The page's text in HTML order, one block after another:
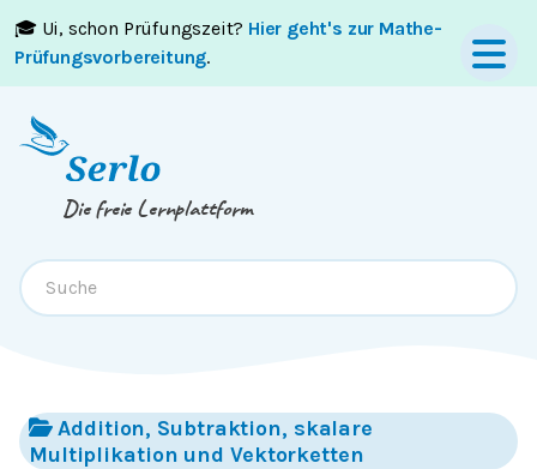
🎓 Ui, schon Prüfungszeit? Hier geht's zur Mathe-
Prüfungsvorbereitung.
Springe zumInhaltoderFooter
Die freie Lernplattform
Addition, Subtraktion, skalare
Multiplikation und Vektorketten